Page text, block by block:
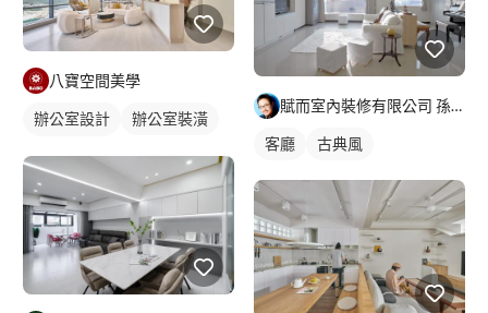
八寶空間美學
辦公室設計
辦公室裝潢
賦而室內裝修有限公司 孫國斌空間設計
客廳 古典風